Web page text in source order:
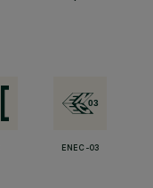
ENEC-03